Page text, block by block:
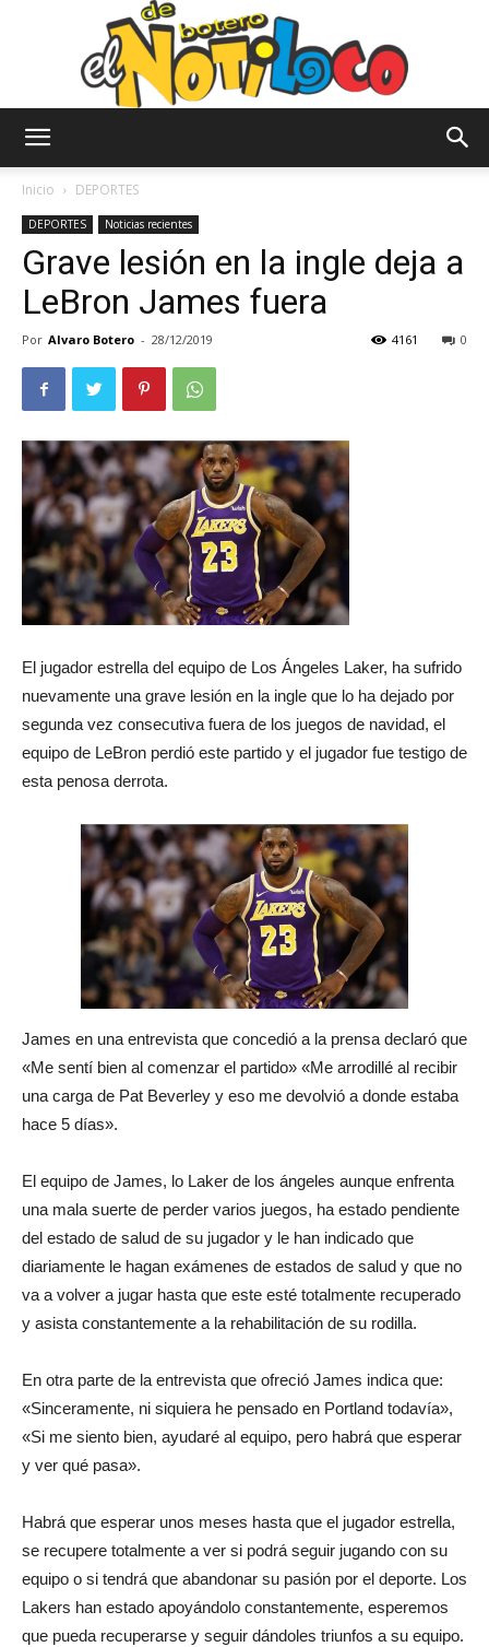
Notiloco
Botero
Inicio DEPORTES
DEPORTES Noticias recientes
Grave lesión en la ingle deja a
LeBron James fuera
Por Alvaro Botero - 28/12/2019 0
4161
El jugador estrella del equipo de Los Ángeles Laker, ha sufrido
nuevamente una grave lesión en la ingle que lo ha dejado por
segunda vez consecutiva fuera de los juegos de navidad, el
equipo de LeBron perdió este partido y el jugador fue testigo de
esta penosa derrota.
James en una entrevista que concedió a la prensa declaró que
«Me sentí bien al comenzar el partido» «Me arrodillé al recibir
una carga de Pat Beverley y eso me devolvió a donde estaba
hace 5 días».
El equipo de James, lo Laker de los ángeles aunque enfrenta
una mala suerte de perder varios juegos, ha estado pendiente
del estado de salud de su jugador y le han indicado que
diariamente le hagan exámenes de estados de salud y que no
va a volver a jugar hasta que este esté totalmente recuperado
y asista constantemente a la rehabilitación de su rodilla.
En otra parte de la entrevista que ofreció James indica que:
«Sinceramente, ni siquiera he pensado en Portland todavía»,
«Si me siento bien, ayudaré al equipo, pero habrá que esperar
y ver qué pasa».
Habrá que esperar unos meses hasta que el jugador estrella,
se recupere totalmente a ver si podrá seguir jugando con su
equipo o si tendrá que abandonar su pasión por el deporte. Los
Lakers han estado apoyándolo constantemente, esperemos
que pueda recuperarse y seguir dándoles triunfos a su equipo.